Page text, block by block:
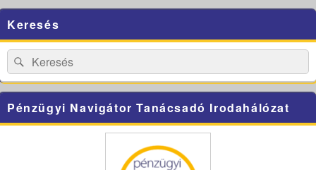
Sidebar
Widget
Area
Keresés
Search
for:
Search
Pénzügyi Navigátor Tanácsadó Irodahálózat